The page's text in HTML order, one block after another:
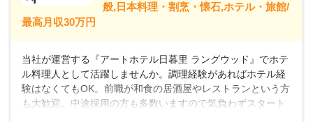
般,日本料理・割烹・懐石,ホテル・旅館/
最高月収30万円
当社が運営する『アートホテル日暮里 ラングウッド』でホテ
ル料理人として活躍しませんか。調理経験があればホテル経
験はなくてもOK。前職が和食の居酒屋やレストランという方
も大歓迎。中途採用の方も多数いますので気負わずスタート